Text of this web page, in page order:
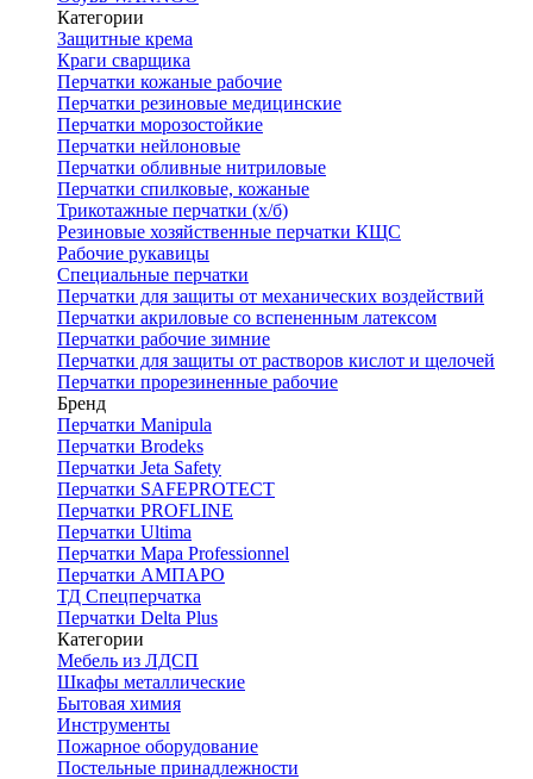
Категории
Защитные крема
Краги сварщика
Перчатки кожаные рабочие
Перчатки резиновые медицинские
Перчатки морозостойкие
Перчатки нейлоновые
Перчатки обливные нитриловые
Перчатки спилковые, кожаные
Трикотажные перчатки (х/б)
Резиновые хозяйственные перчатки КЩС
Рабочие рукавицы
Специальные перчатки
Перчатки для защиты от механических воздействий
Перчатки акриловые со вспененным латексом
Перчатки рабочие зимние
Перчатки для защиты от растворов кислот и щелочей
Перчатки прорезиненные рабочие
Бренд
Перчатки Manipula
Перчатки Brodeks
Перчатки Jeta Safety
Перчатки SAFEPROTECT
Перчатки PROFLINE
Перчатки Ultima
Перчатки Мара Professionnel
Перчатки АМПАРО
ТД Спецперчатка
Перчатки Delta Plus
Категории
Мебель из ЛДСП
Шкафы металлические
Бытовая химия
Инструменты
Пожарное оборудование
Постельные принадлежности